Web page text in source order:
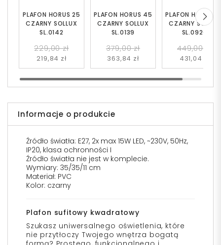
PLAFON HORUS 25
CZARNY SOLLUX
SL.0142
229,00 zł
219,84 zł
PLAFON HORUS 45
CZARNY SOLLUX
SL.0139
379,00 zł
363,84 zł
PLAFON HORUS
CZARNY SOLLUX
SL.0920
449,00 zł
431,04 zł
Informacje o produkcie
Źródło światła: E27, 2x max 15W LED, ~230V, 50Hz,
IP20, klasa ochronności I
Źródło światła nie jest w komplecie.
Wymiary: 35/35/11 cm
Materiał: PVC
Kolor: czarny
Plafon sufitowy kwadratowy
Szukasz uniwersalnego oświetlenia, które
nie przytłoczy Twojego wnętrza bogatą